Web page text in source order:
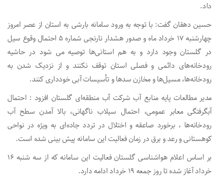
داد.
حسین دهقان گفت: با توجه به ورود سامانه بارشی به استان از عصر امروز
چهارشنبه ۱۷ خرداد ماه و صدور هشدار نارنجی شماره ۵ احتمال وقوع سیل
در گلستان وجود دارد و به هم استانی‌ها توصیه می شود در حاشیه
رودخانه‌های دائمی و فصلی استان توقف نکنند و از نزدیک شدن به
رودخانه‌ها، مسیل‌ها و مخازن سد‌ها و تأسیسات آبی خودداری کنند.
مدیر مطالعات پایه منابع آب شرکت آب منطقه‌ای گلستان افزود : احتمال
آبگرفتگی معابر عمومی، احتمال سیلاب ناگهانی، بالا آمدن سطح آب
رودخانه‌ها ، برخورد صاعقه و اختلال در تردد جاده‌ای به ویژه در نواحی
کوهستانی و رعد و برق در زمان فعالیت این سامانه پیش بینی شده است.
بر اساس اعلام هواشناسی گلستان فعالیت این سامانه که از سه شنبه ۱۶
خرداد آغاز شده تا روز جمعه ۱۹ خرداد ادامه دارد.